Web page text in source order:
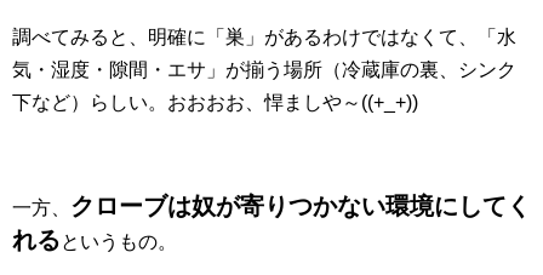
調べてみると、明確に「巣」があるわけではなくて、「水
気・湿度・隙間・エサ」が揃う場所（冷蔵庫の裏、シンク
下など）らしい。おおおお、悍ましや～((+_+))
一方、 クローブは奴が寄りつかない環境にしてく
れるというもの。